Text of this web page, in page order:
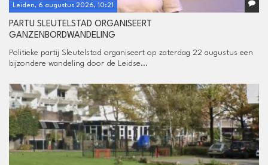
Leiden, 6 augustus 2026, 10:21
PARTIJ SLEUTELSTAD ORGANISEERT
GANZENBORDWANDELING
Politieke partij Sleutelstad organiseert op zaterdag 22 augustus een
bijzondere wandeling door de Leidse...